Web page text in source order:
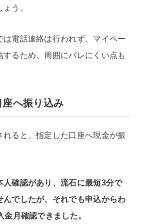
う。
は電話連絡は行われず、マイペー
するため、周囲にバレにくい点も
へ振り込み
れると、指定した口座へ現金が振
人確認があり、流石に最短3分で
んでしたが、それでも申込からわ
月確認できました。